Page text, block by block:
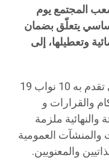
المجتمع يوم
يتعلّق بضمان
وتعطيلها، إلى
و يتضمن مقترح القانون الذي تقدم به 10 نواب 19
والقرارات و
والنهائية ملزمة
العمومية
والمعنويين.